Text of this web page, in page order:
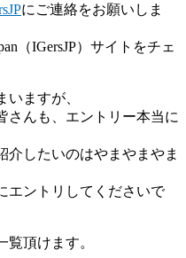
にご連絡をお願いしま
（IGersJP）サイトをチェ
ますが、
さんも、エントリー本当に
介したいのはやまやまやま
エントリしてくださいで
頂けます。